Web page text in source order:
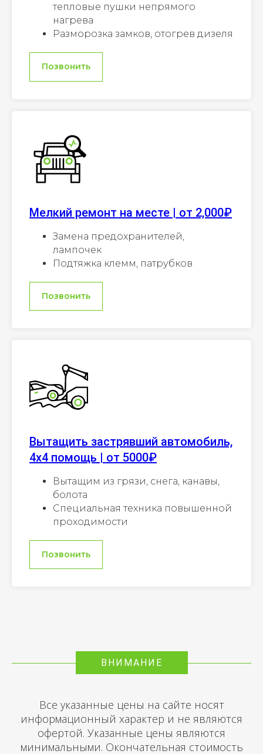
тепловые пушки непрямого
нагрева
Разморозка замков, отогрев дизеля
Позвонить
Мелкий ремонт на месте | от 2,000₽
Замена предохранителей,
лампочек
Подтяжка клемм, патрубков
Позвонить
Вытащить застрявший автомобиль,
4х4 помощь | от 5000₽
Вытащим из грязи, снега, канавы,
болота
Специальная техника повышенной
проходимости
Позвонить
ВНИМАНИЕ
Все указанные цены на сайте носят
информационный характер и не являются
офертой. Указанные цены являются
минимальными. Окончательная стоимость